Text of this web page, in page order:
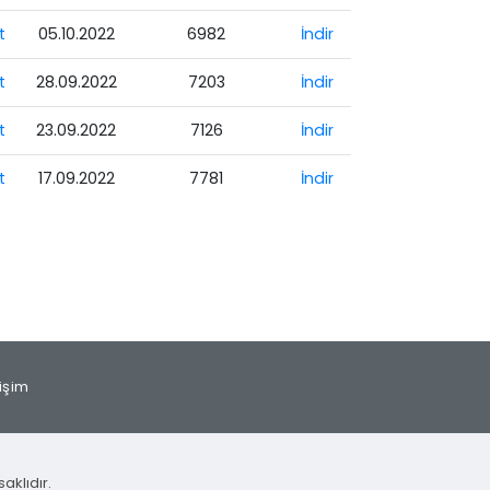
05.10.2022 6982 İndir
28.09.2022 7203 İndir
23.09.2022 7126 İndir
17.09.2022 7781 İndir